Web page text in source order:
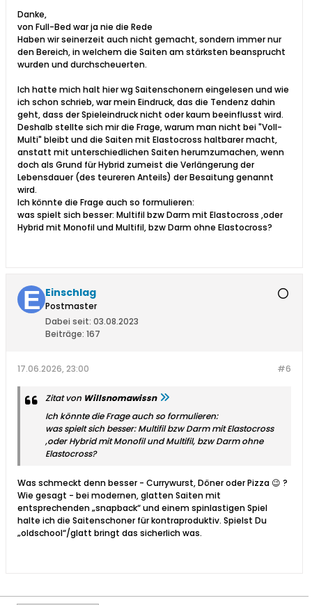
Danke,
von Full-Bed war ja nie die Rede
Haben wir seinerzeit auch nicht gemacht, sondern immer nur
den Bereich, in welchem die Saiten am stärksten beansprucht
wurden und durchscheuerten.
Ich hatte mich halt hier wg Saitenschonern eingelesen und wie
ich schon schrieb, war mein Eindruck, das die Tendenz dahin
geht, dass der Spieleindruck nicht oder kaum beeinflusst wird.
Deshalb stellte sich mir die Frage, warum man nicht bei "Voll-
Multi" bleibt und die Saiten mit Elastocross haltbarer macht,
anstatt mit unterschiedlichen Saiten herumzumachen, wenn
doch als Grund für Hybrid zumeist die Verlängerung der
Lebensdauer (des teureren Anteils) der Besaitung genannt
wird.
Ich könnte die Frage auch so formulieren:
was spielt sich besser: Multifil bzw Darm mit Elastocross ,oder
Hybrid mit Monofil und Multifil, bzw Darm ohne Elastocross?
Einschlag
Postmaster
Dabei seit: 03.08.2023
Beiträge: 167
#6
17.06.2026, 23:00
Zitat von Willsnomawissn
Ich könnte die Frage auch so formulieren:
was spielt sich besser: Multifil bzw Darm mit Elastocross
,oder Hybrid mit Monofil und Multifil, bzw Darm ohne
Elastocross?
Was schmeckt denn besser - Currywurst, Döner oder Pizza 😉 ?
Wie gesagt - bei modernen, glatten Saiten mit
entsprechenden „snapback“ und einem spinlastigen Spiel
halte ich die Saitenschoner für kontraproduktiv. Spielst Du
„oldschool“/glatt bringt das sicherlich was.